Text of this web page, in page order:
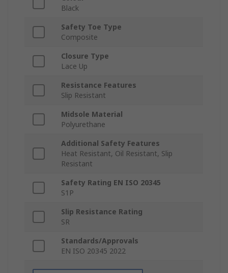
Black
Safety Toe Type
Composite
Closure Type
Lace Up
Resistance Features
Slip Resistant
Midsole Material
Polyurethane
Additional Safety Features
Heat Resistant, Oil Resistant, Slip
Resistant
Safety Rating EN ISO 20345
S1P
Slip Resistance Rating
SR
Standards/Approvals
EN ISO 20345 2022